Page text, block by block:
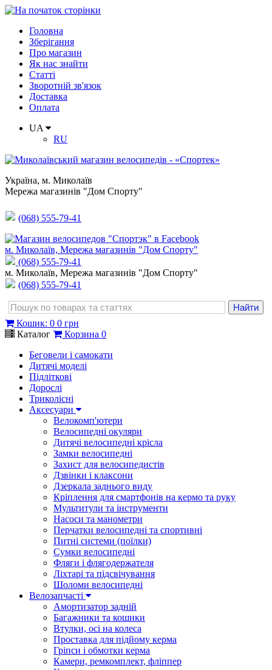
Головна
Зберігання
Про магазин
Як нас знайти
Статті
Зворотній зв'язок
Доставка
Оплата
UA
RU
Україна, м. Миколаїв
Мережа магазинів "Дом Спорту"
(068) 555-79-41
м. Миколаїв, Мережа магазинів "Дом Спорту"
(068) 555-79-41
м. Миколаїв, Мережа магазинів "Дом Спорту"
(068) 555-79-41
Кошик: 0 0 грн
Каталог
Корзина 0
Беговели і самокати
Дитячі моделі
Підліткові
Дорослі
Триколісні
Аксесуари
Велокомп'ютери
Велосипедні окуляри
Дитячі велосипедні крісла
Замки велосипедні
Захист для велосипедистів
Дзвінки і клаксони
Дзеркала заднього виду
Кріплення для смартфонів на кермо та руку
Мультитули та інструменти
Насоси та манометри
Перчатки велосипедні та спортивні
Питні системи (поїлки)
Сумки велосипедні
Фляги і флягодержателя
Ліхтарі та підсвічування
Шоломи велосипедні
Велозапчасті
Амортизатор задній
Багажники та кошики
Втулки, осі на колеса
Проставка для підйому керма
Гріпси і обмотки керма
Камери, ремкомплект, фліппер